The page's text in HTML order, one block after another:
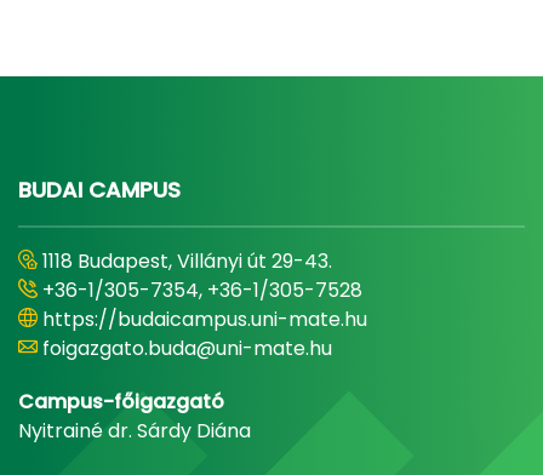
BUDAI CAMPUS
1118 Budapest, Villányi út 29-43.
+36-1/305-7354, +36-1/305-7528
https://budaicampus.uni-mate.hu
foigazgato.buda@uni-mate.hu
Campus-főigazgató
Nyitrainé dr. Sárdy Diána